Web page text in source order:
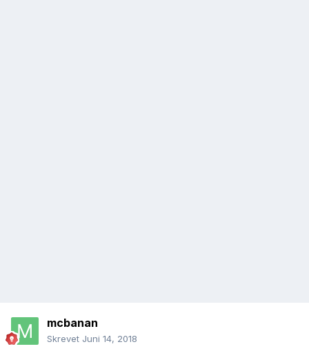
mcbanan
Skrevet Juni 14, 2018